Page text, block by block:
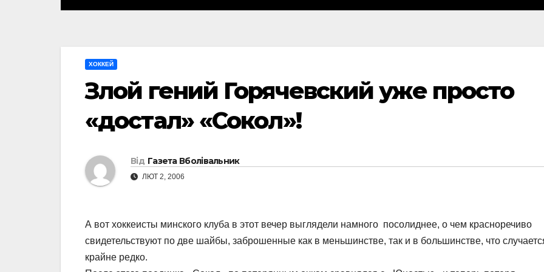
ХОККЕЙ
Злой гений Горячевский уже просто
«достал» «Сокол»!
Від Газета Вболівальник
ЛЮТ 2, 2006
А вот хоккеисты минского клуба в этот вечер выглядели намного посолиднее, о чем красноречиво
свидетельствуют по две шайбы, заброшенные как в меньшинстве, так и в большинстве, что
крайне редко.